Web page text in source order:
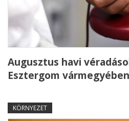
Augusztus havi
Esztergom vármegyében
KÖRNYEZET